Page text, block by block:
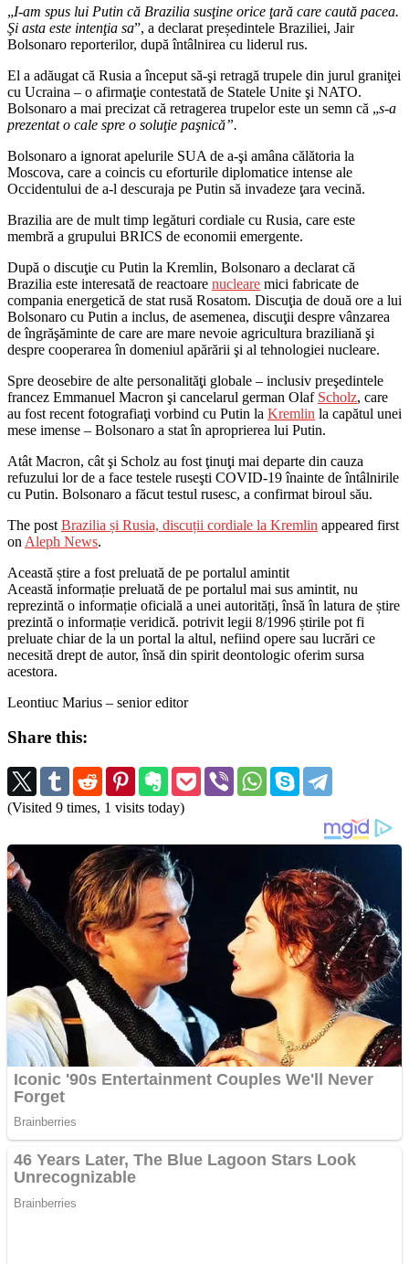
„I-am spus lui Putin că Brazilia susţine orice ţară care caută pacea.
Şi asta este intenţia sa”, a declarat președintele Braziliei, Jair
Bolsonaro reporterilor, după întâlnirea cu liderul rus.
El a adăugat că Rusia a început să-şi retragă trupele din jurul graniţei
cu Ucraina – o afirmaţie contestată de Statele Unite şi NATO.
Bolsonaro a mai precizat că retragerea trupelor este un semn că „s-a
prezentat o cale spre o soluţie paşnică”.
Bolsonaro a ignorat apelurile SUA de a-şi amâna călătoria la
Moscova, care a coincis cu eforturile diplomatice intense ale
Occidentului de a-l descuraja pe Putin să invadeze ţara vecină.
Brazilia are de mult timp legături cordiale cu Rusia, care este
membră a grupului BRICS de economii emergente.
După o discuţie cu Putin la Kremlin, Bolsonaro a declarat că
Brazilia este interesată de reactoare nucleare mici fabricate de
compania energetică de stat rusă Rosatom. Discuţia de două ore a lui
Bolsonaro cu Putin a inclus, de asemenea, discuţii despre vânzarea
de îngrăşăminte de care are mare nevoie agricultura braziliană şi
despre cooperarea în domeniul apărării şi al tehnologiei nucleare.
Spre deosebire de alte personalităţi globale – inclusiv preşedintele
francez Emmanuel Macron şi cancelarul german Olaf Scholz, care
au fost recent fotografiaţi vorbind cu Putin la Kremlin la capătul unei
mese imense – Bolsonaro a stat în aproprierea lui Putin.
Atât Macron, cât şi Scholz au fost ţinuţi mai departe din cauza
refuzului lor de a face testele ruseşti COVID-19 înainte de întâlnirile
cu Putin. Bolsonaro a făcut testul rusesc, a confirmat biroul său.
The post Brazilia și Rusia, discuții cordiale la Kremlin appeared first
on Aleph News.
Această știre a fost preluată de pe portalul amintit
Această informație preluată de pe portalul mai sus amintit, nu
reprezintă o informație oficială a unei autorități, însă în latura de știre
prezintă o informație veridică. potrivit legii 8/1996 știrile pot fi
preluate chiar de la un portal la altul, nefiind opere sau lucrări ce
necesită drept de autor, însă din spirit deontologic oferim sursa
acestora.
Leontiuc Marius – senior editor
Share this:
(Visited 9 times, 1 visits today)